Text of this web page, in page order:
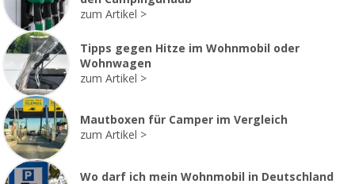
zum Artikel
Tipps gegen Hitze im Wohnmobil oder
Wohnwagen
zum Artikel
Mautboxen für Camper im Vergleich
zum Artikel
Wo darf ich mein Wohnmobil in Deutschland